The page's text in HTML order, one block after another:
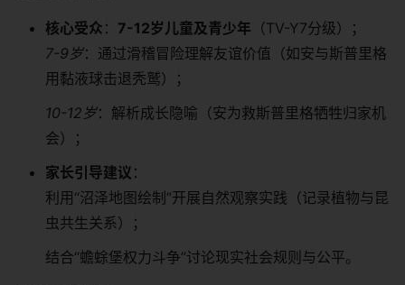
​核心受众​ ​：​ ​7-12岁儿童及青少年​ ​（TV-Y7分级）；
7-9岁：通过滑稽冒险理解友谊价值（如安与斯普里格
用黏液球击退秃鹫）；
10-12岁：解析成长隐喻（安为救斯普里格牺牲归家机
会）；
​家长引导建议​ ​：
利用“沼泽地图绘制”开展自然观察实践（记录植物与昆
虫共生关系）；
结合“蟾蜍堡权力斗争”讨论现实社会规则与公平。